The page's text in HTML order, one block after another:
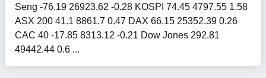
Seng -76.19 26923.62 -0.28 KOSPI 74.45 4797.55 1.58
ASX 200 41.1 8861.7 0.47 DAX 66.15 25352.39 0.26
CAC 40 -17.85 8313.12 -0.21 Dow Jones 292.81
49442.44 0.6 ...